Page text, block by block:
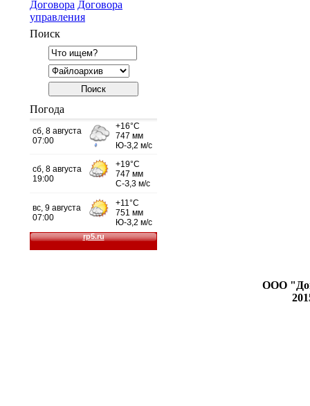
Договора Договора
управления
Поиск
Погода
ООО